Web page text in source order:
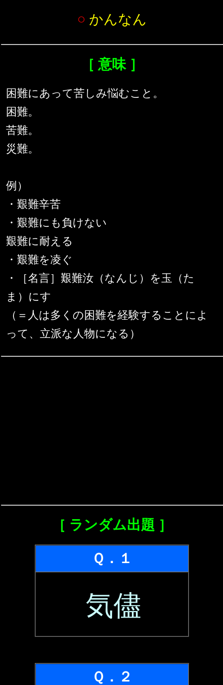
○ かんなん
［ 意味 ］
困難にあって苦しみ悩むこと。
困難。
苦難。
災難。
例）
・艱難辛苦
・艱難にも負けない
艱難に耐える
・艱難を凌ぐ
・［名言］艱難汝（なんじ）を玉（た
ま）にす
（＝人は多くの困難を経験することによ
って、立派な人物になる）
［ ランダム出題 ］
Ｑ．１
気儘
Ｑ．２